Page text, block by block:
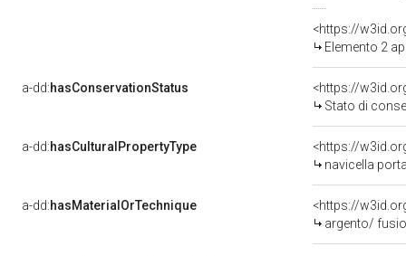
<https://
Elemento 2
a-dd:hasConservationStatus
<https://
Stato di
a-dd:hasCulturalPropertyType
<https://
navicella
a-dd:hasMaterialOrTechnique
<https://
argento/